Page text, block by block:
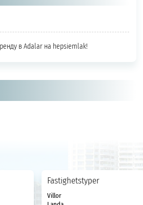
в Adalar на hepsiemlak!
Fastighetstyper
Villor